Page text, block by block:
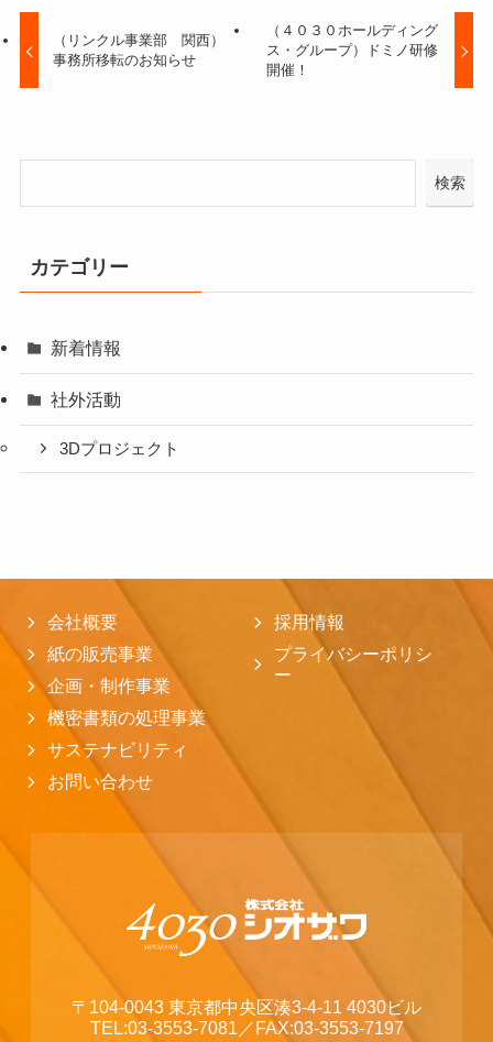
（リンクル事業部 関西）
事務所移転のお知らせ
（４０３０ホールディング
ス・グループ）ドミノ研修
開催！
検索
カテゴリー
新着情報
社外活動
3Dプロジェクト
会社概要
紙の販売事業
企画・制作事業
機密書類の処理事業
サステナビリティ
お問い合わせ
採用情報
プライバシーポリシ
ー
〒104-0043 東京都中央区湊3-4-11 4030ビル
TEL:03-3553-7081 ／FAX:03-3553-7197